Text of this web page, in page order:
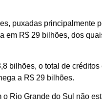
puxadas principalmente
em R$ 29 bilhões, dos
bilhões, o total de
a R$ 29 bilhões.
Rio Grande do Sul não